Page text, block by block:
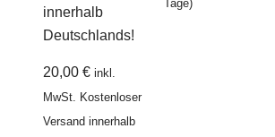
innerhalb
Deutschlands!
20,00 € inkl.
MwSt. Kostenloser
Versand innerhalb
Tage)